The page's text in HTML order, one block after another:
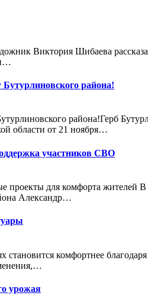
Виктория Шибаева
Бутурлиновского района!
района!Герб
области от 21 ноября…
участников СВО
проекты для комфорта жителей
Александр…
становится комфортнее
урожая